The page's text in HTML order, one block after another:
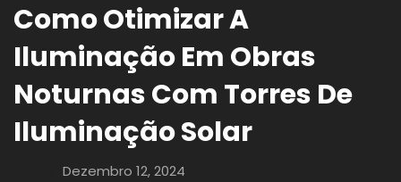
Como Otimizar A
Iluminação Em Obras
Noturnas Com Torres De
Iluminação Solar
Dezembro 12, 2024